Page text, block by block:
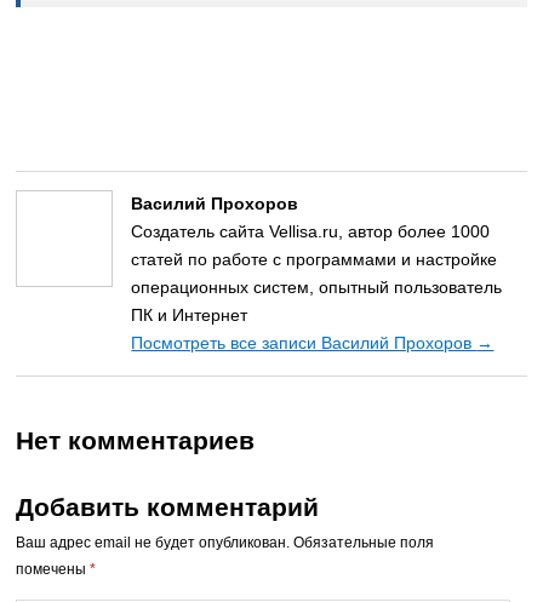
Василий Прохоров
Создатель сайта Vellisa.ru, автор более 1000
статей по работе с программами и настройке
операционных систем, опытный пользователь
ПК и Интернет
Посмотреть все записи Василий Прохоров →
Нет комментариев
Добавить комментарий
Ваш адрес email не будет опубликован. Обязательные поля
помечены*